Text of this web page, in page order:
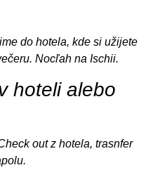
do hotela, kde si užijete
Nocľah na Ischii.
hoteli alebo
out z hotela, trasnfer